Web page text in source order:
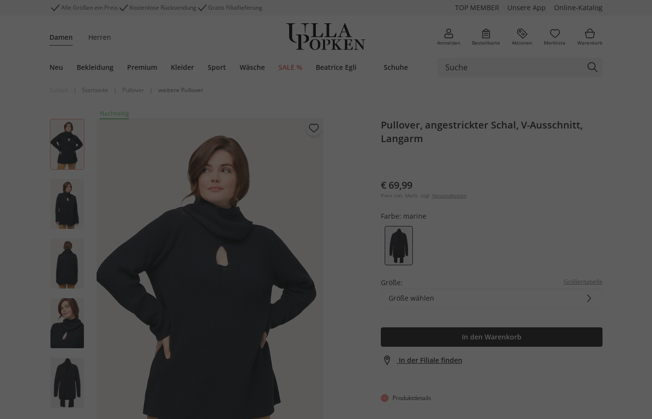
Alle Größen ein Preis Kostenlose Rücksendung Gratis Filiallieferung TOP MEMBER Unsere App Online-Katalog
Damen Herren
Anmelden Bestellkarte Aktionen Merkliste Warenkorb
Neu Bekleidung Premium Kleider Sport Wäsche SALE % Beatrice Egli Schuhe
| Startseite | Pullover | weitere Pullover
Nachhaltig
Pullover, angestrickter Schal, V-Ausschnitt,
Langarm
€ 69,99
Preis inkl. MwSt. zzgl. Versandkosten
Farbe: marine
Größe: Größentabelle
Größe wählen
In den Warenkorb
In der Filiale finden
Produktdetails